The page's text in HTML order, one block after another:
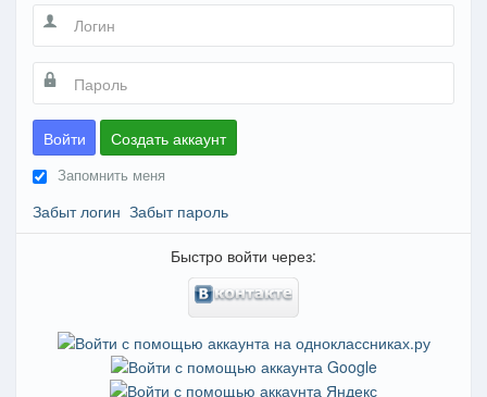
Войти Создать аккаунт
Запомнить меня
Забыт логин Забыт пароль
Быстро войти через: